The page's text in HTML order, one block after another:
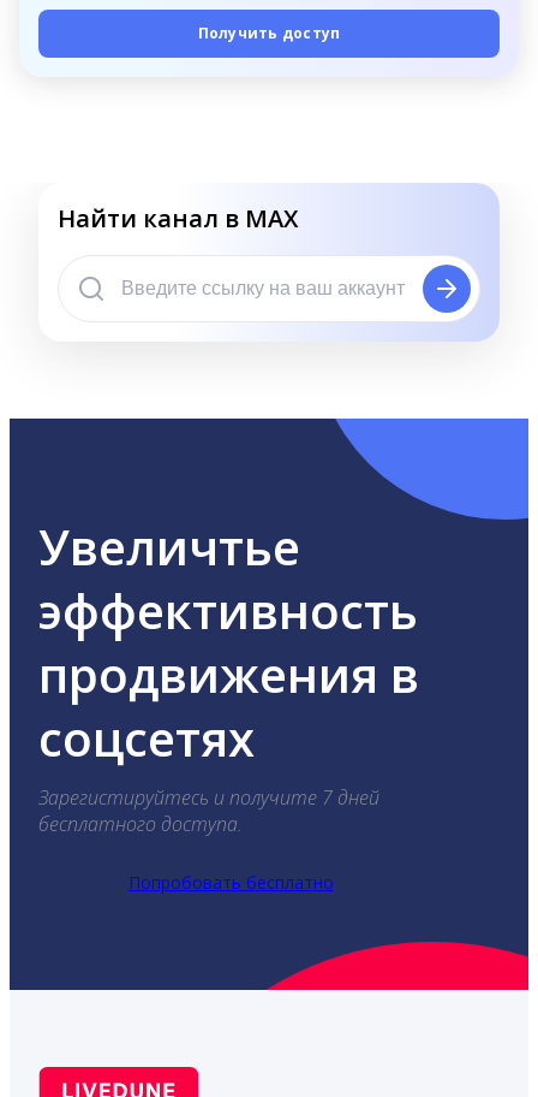
Получить доступ
Найти канал в MAX
Увеличтье
эффективность
продвижения в
соцсетях
Зарегистируйтесь и получите 7 дней
бесплатного доступа.
Попробовать бесплатно